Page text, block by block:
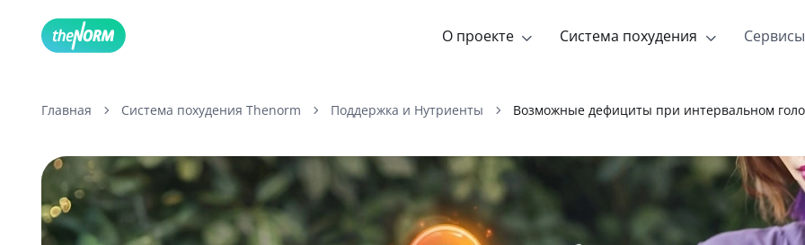
О проекте Система похудения Сервисы
Главная Система похудения Thenorm Поддержка и Нутриенты Возможные дефициты при интервальном